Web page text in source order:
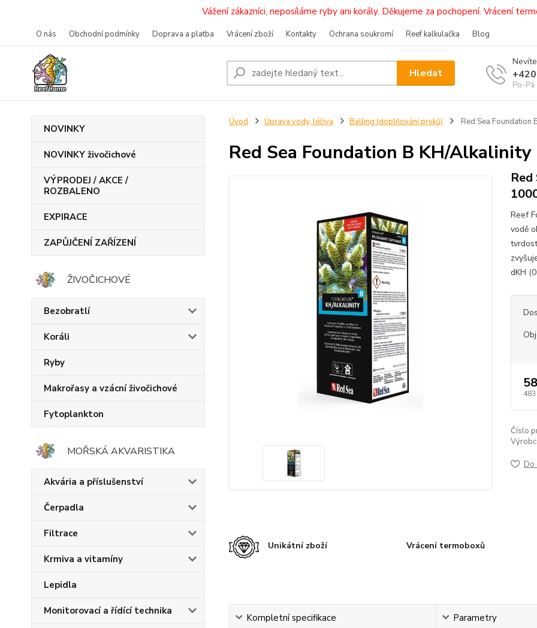
Vážení zákazníci, neposíláme ryby ani korály. Děkujeme za pochopení. Vrácení
O nás Obchodní podmínky Doprava a platba Vrácení zboží Kontakty Ochrana soukromí Reef kalkulačka Blog
Hledat
Po-
NOVINKY
NOVINKY živočichové
VÝPRODEJ / AKCE /
ROZBALENO
EXPIRACE
ZAPŮJČENÍ ZAŘÍZENÍ
ŽIVOČICHOVÉ
Bezobratlí
Koráli
Ryby
Makrořasy a vzácní živočichové
Fytoplankton
MOŘSKÁ AKVARISTIKA
Akvária a příslušenství
Čerpadla
Filtrace
Krmiva a vitamíny
Lepidla
Monitorovací a řídící technika
Úvod Úprava vody, léčiva Balling (doplňování prvků) Red Sea
Red Sea Foundation B KH/
Reef
vodě
dKH
483
Číslo
Do
Unikátní zboží Vrácení termoboxů
Kompletní specifikace Parametry